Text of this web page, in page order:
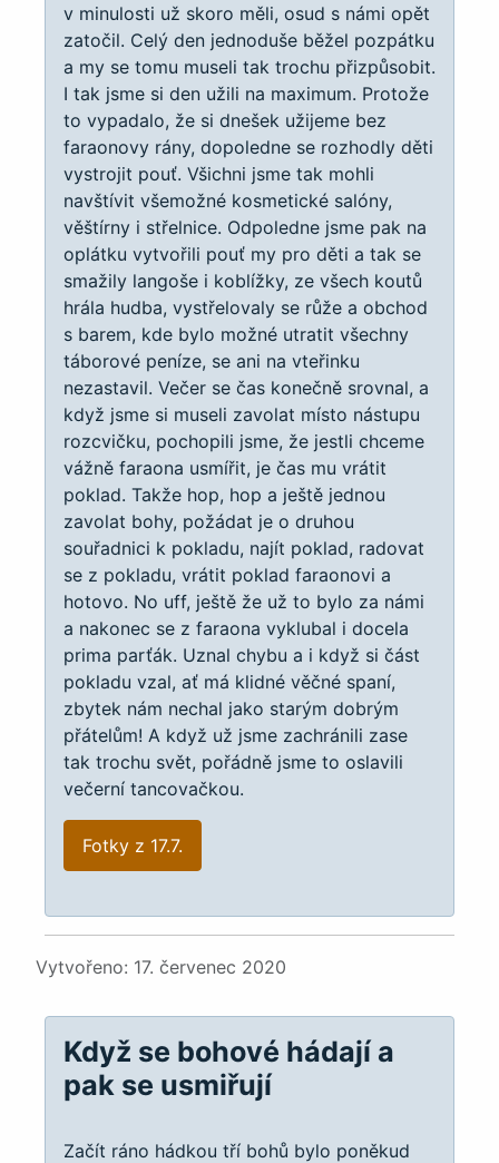
v minulosti už skoro měli, osud s námi opět
zatočil. Celý den jednoduše běžel pozpátku
a my se tomu museli tak trochu přizpůsobit.
I tak jsme si den užili na maximum. Protože
to vypadalo, že si dnešek užijeme bez
faraonovy rány, dopoledne se rozhodly děti
vystrojit pouť. Všichni jsme tak mohli
navštívit všemožné kosmetické salóny,
věštírny i střelnice. Odpoledne jsme pak na
oplátku vytvořili pouť my pro děti a tak se
smažily langoše i koblížky, ze všech koutů
hrála hudba, vystřelovaly se růže a obchod
s barem, kde bylo možné utratit všechny
táborové peníze, se ani na vteřinku
nezastavil. Večer se čas konečně srovnal, a
když jsme si museli zavolat místo nástupu
rozcvičku, pochopili jsme, že jestli chceme
vážně faraona usmířit, je čas mu vrátit
poklad. Takže hop, hop a ještě jednou
zavolat bohy, požádat je o druhou
souřadnici k pokladu, najít poklad, radovat
se z pokladu, vrátit poklad faraonovi a
hotovo. No uff, ještě že už to bylo za námi
a nakonec se z faraona vyklubal i docela
prima parťák. Uznal chybu a i když si část
pokladu vzal, ať má klidné věčné spaní,
zbytek nám nechal jako starým dobrým
přátelům! A když už jsme zachránili zase
tak trochu svět, pořádně jsme to oslavili
večerní tancovačkou.
Fotky z 17.7.
Podrobnosti
Vytvořeno: 17. červenec 2020
Když se bohové hádají a
pak se usmiřují
Začít ráno hádkou tří bohů bylo poněkud